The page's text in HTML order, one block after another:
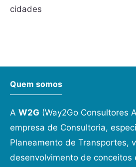
cidades
Quem somos
A W2G (Way2Go Consultores
empresa de Consultoria,
Planeamento de Transportes,
desenvolvimento de conceitos